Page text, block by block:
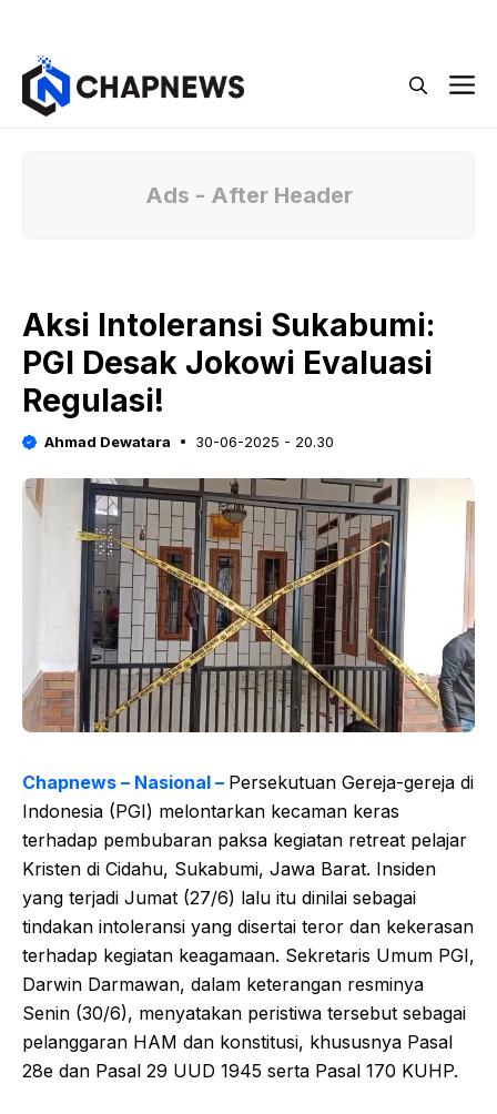
Ads - After Header
Aksi Intoleransi Sukabumi:
PGI Desak Jokowi Evaluasi
Regulasi!
Ahmad Dewatara 30-06-2025 - 20.30
Chapnews – Nasional – Persekutuan Gereja-gereja di
Indonesia (PGI) melontarkan kecaman keras
terhadap pembubaran paksa kegiatan retreat pelajar
Kristen di Cidahu, Sukabumi, Jawa Barat. Insiden
yang terjadi Jumat (27/6) lalu itu dinilai sebagai
tindakan intoleransi yang disertai teror dan kekerasan
terhadap kegiatan keagamaan. Sekretaris Umum PGI,
Darwin Darmawan, dalam keterangan resminya
Senin (30/6), menyatakan peristiwa tersebut sebagai
pelanggaran HAM dan konstitusi, khususnya Pasal
28e dan Pasal 29 UUD 1945 serta Pasal 170 KUHP.